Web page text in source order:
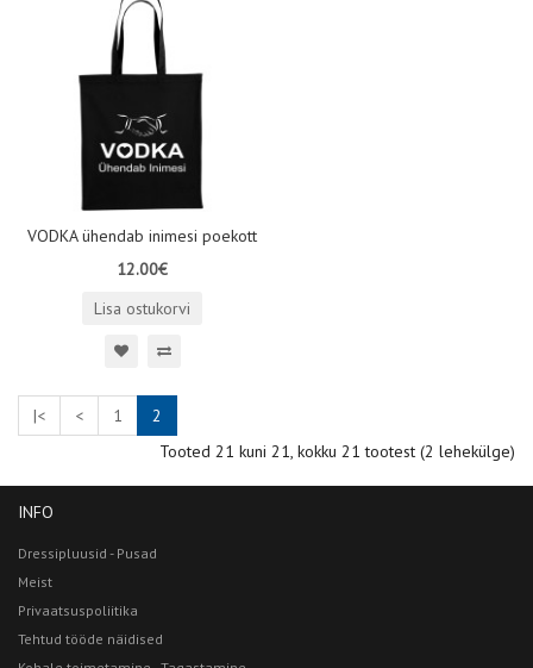
VODKA ühendab inimesi poekott
12.00€
Lisa ostukorvi
|< < 1
2
Tooted 21 kuni 21, kokku 21 tootest (2 lehekülge)
INFO
Dressipluusid - Pusad
Meist
Privaatsuspoliitika
Tehtud tööde näidised